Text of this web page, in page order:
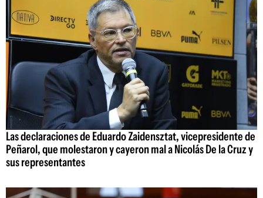
Las declaraciones de Eduardo Zaidensztat, vicepresidente de
Peñarol, que molestaron y cayeron mal a Nicolás De la Cruz y
sus representantes